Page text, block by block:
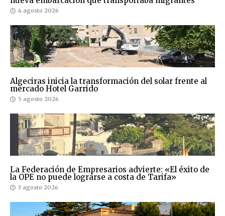
4 agosto 2026
Algeciras inicia la transformación del solar frente al
mercado Hotel Garrido
5 agosto 2026
La Federación de Empresarios advierte: «El éxito de
la OPE no puede lograrse a costa de Tarifa»
3 agosto 2026